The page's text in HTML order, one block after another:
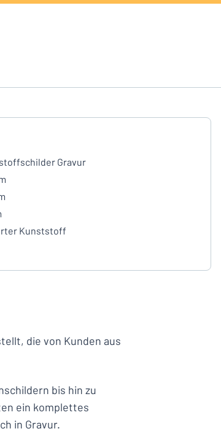
Gravur
Kunststoff
die von Kunden aus
bis hin zu
ein komplettes
in Gravur.